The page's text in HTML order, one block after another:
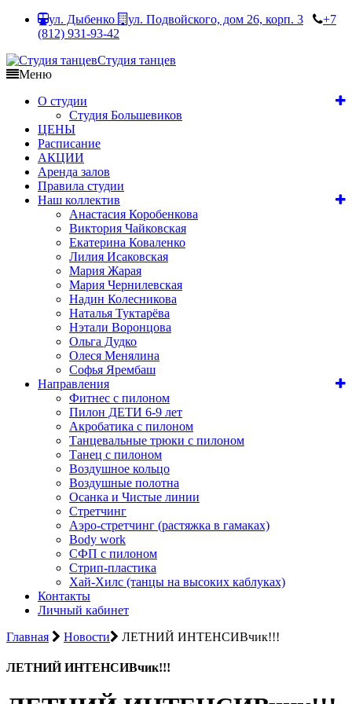
ул. Дыбенко ул. Подвойского, дом 26, корп. 3
+7
(812) 931-93-42
Студия танцев
Меню
О студии
Студия Большевиков
ЦЕНЫ
Расписание
АКЦИИ
Аренда залов
Правила студии
Наш коллектив
Анастасия Коробенкова
Виктория Чайковская
Екатерина Коваленко
Лилия Исаковская
Мария Жарая
Мария Чернилевская
Надин Колесникова
Наталья Туктарёва
Нэтали Воронцова
Ольга Дудко
Олеся Менялина
Софья Ярембаш
Направления
Фитнес с пилоном
Пилон ДЕТИ 6-9 лет
Акробатика с пилоном
Танцевальные трюки с пилоном
Танец с пилоном
Воздушное кольцо
Воздушные полотна
Осанка и Чистые линии
Стретчинг
Аэро-стретчинг (растяжка в гамаках)
Body work
СФП с пилоном
Стрип-пластика
Хай-Хилс (танцы на высоких каблуках)
Контакты
Личный кабинет
Главная
Новости ЛЕТНИЙ ИНТЕНСИВчик!!!
ЛЕТНИЙ ИНТЕНСИВчик!!!